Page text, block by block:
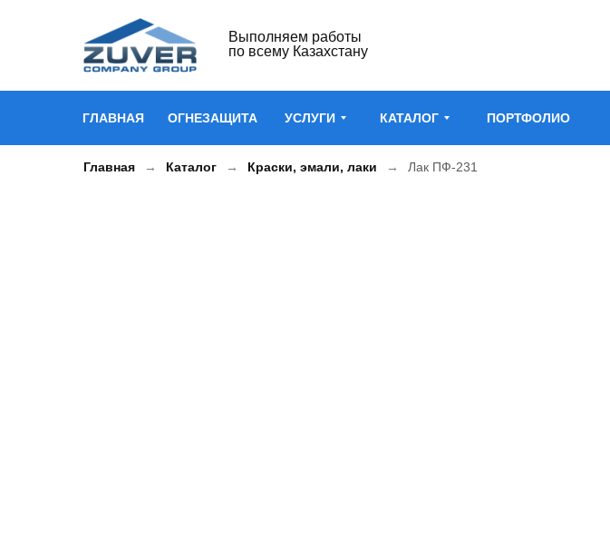
Выполняем работы
по всему Казахстану
ГЛАВНАЯ УСЛУГИ
ОГНЕЗАЩИТА ПОРТФОЛИО
КАТАЛОГ
Главная Каталог Краски, эмали, лаки Лак ПФ-231